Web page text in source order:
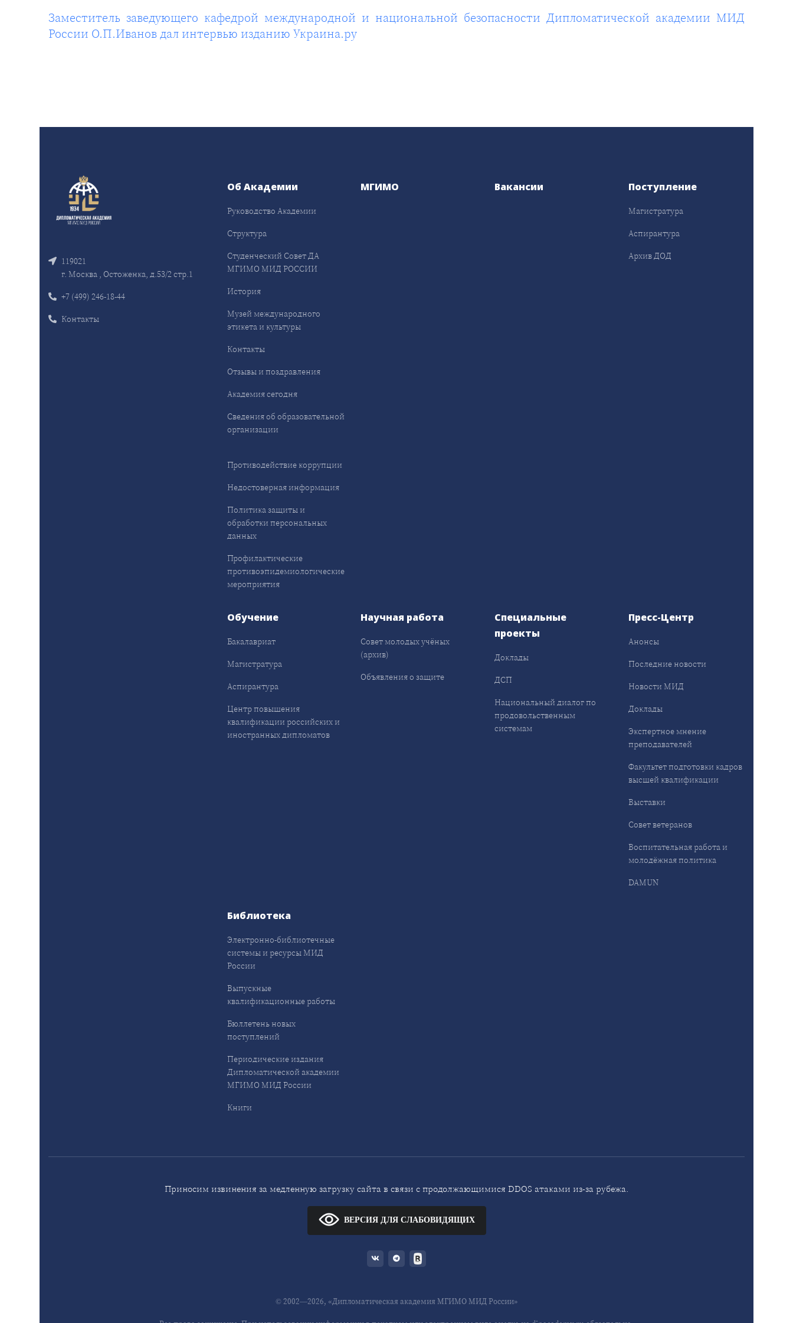
Заместитель заведующего кафедрой международной и национальной безопасности Дипломатической академии МИД
России О.П.Иванов дал интервью изданию Украина.ру
119021
г. Москва , Остоженка, д.53/2 стр.1
+7 (499) 246-18-44
Контакты
Об Академии
Руководство Академии
Структура
Студенческий Совет ДА
МГИМО МИД РОССИИ
История
Музей международного
этикета и культуры
Контакты
Отзывы и поздравления
Академия сегодня
Сведения об образовательной
организации
Противодействие коррупции
Недостоверная информация
Политика защиты и
обработки персональных
данных
Профилактические
противоэпидемиологические
мероприятия
МГИМО Вакансии Поступление
Магистратура
Аспирантура
Архив ДОД
Обучение
Бакалавриат
Магистратура
Аспирантура
Центр повышения
квалификации российских и
иностранных дипломатов
Научная работа
Совет молодых учёных
(архив)
Объявления о защите
Специальные
проекты
Доклады
ДСП
Национальный диалог по
продовольственным
системам
Пресс-Центр
Анонсы
Последние новости
Новости МИД
Доклады
Экспертное мнение
преподавателей
Факультет подготовки кадров
высшей квалификации
Выставки
Совет ветеранов
Воспитательная работа и
молодёжная политика
DAMUN
Библиотека
Электронно-библиотечные
системы и ресурсы МИД
России
Выпускные
квалификационные работы
Бюллетень новых
поступлений
Периодические издания
Дипломатической академии
МГИМО МИД России
Книги
Приносим извинения за медленную загрузку сайта в связи с продолжающимися DDOS атаками из-за рубежа.
ВЕРСИЯ ДЛЯ СЛАБОВИДЯЩИХ
© 2002—2026, «Дипломатическая академия МГИМО МИД России»